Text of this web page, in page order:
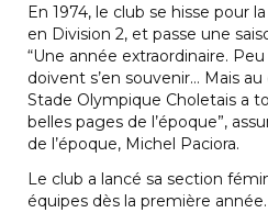
En 1974, le club se hisse pour
en Division 2, et passe une
“Une année extraordinaire.
doivent s’en souvenir… Mais
Stade Olympique Choletais a
belles pages de l’époque”,
de l’époque, Michel Paciora.
Le club a lancé sa section
équipes dès la première année.